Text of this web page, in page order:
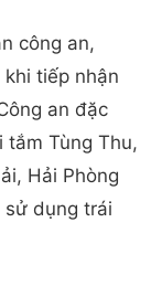
công an,
tiếp nhận
an đặc
tắm Tùng Thu,
Hải Phòng
dụng trái